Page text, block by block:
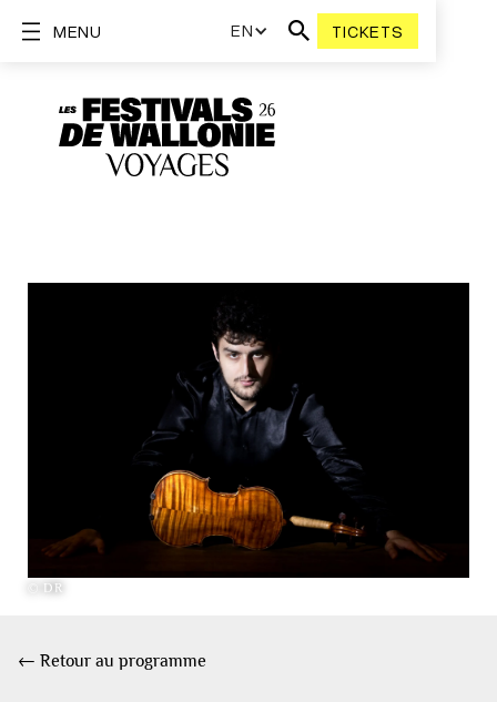
EN TICKETS
MENU
© DR
← Retour au programme